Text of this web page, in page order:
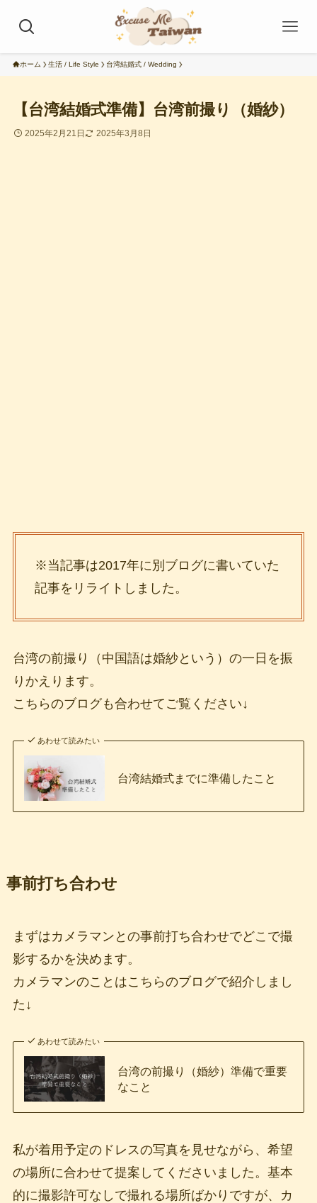
ホーム 生活 / Life Style 台湾結婚式 / Wedding
【台湾結婚式準備】台湾前撮り（婚紗）
2025年2月21日 2025年3月8日
※当記事は2017年に別ブログに書いていた
記事をリライトしました。
台湾の前撮り（中国語は婚紗という）の一日を振
りかえります。
こちらのブログも合わせてご覧ください↓
あわせて読みたい
台湾結婚式までに準備したこと
事前打ち合わせ
まずはカメラマンとの事前打ち合わせでどこで撮
影するかを決めます。
カメラマンのことはこちらのブログで紹介しまし
た↓
あわせて読みたい
台湾の前撮り（婚紗）準備で重要
なこと
私が着用予定のドレスの写真を見せながら、希望
の場所に合わせて提案してくださいました。基本
的に撮影許可なしで撮れる場所ばかりですが、カ